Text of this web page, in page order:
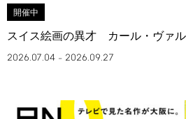
開催中
スイス絵画の異才 カール・ヴァ
2026.07.04 – 2026.09.27